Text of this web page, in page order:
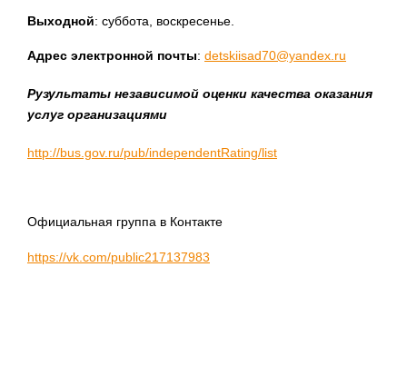
Выходной: суббота, воскресенье.
Адрес электронной почты: detskiisad70@yandex.ru
Рузультаты независимой оценки качества оказания
услуг организациями
http://bus.gov.ru/pub/independentRating/list
Официальная группа в Контакте
https://vk.com/public217137983